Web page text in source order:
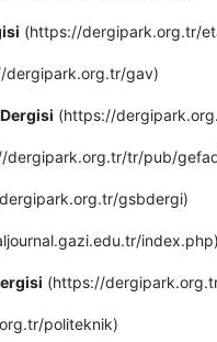
(https://dergipark.org.tr/
dergipark.org.tr/gav)
(https://
dergipark.org.tr/tr/pub/
gsbdergi)
index.php)
(https://
politeknik)